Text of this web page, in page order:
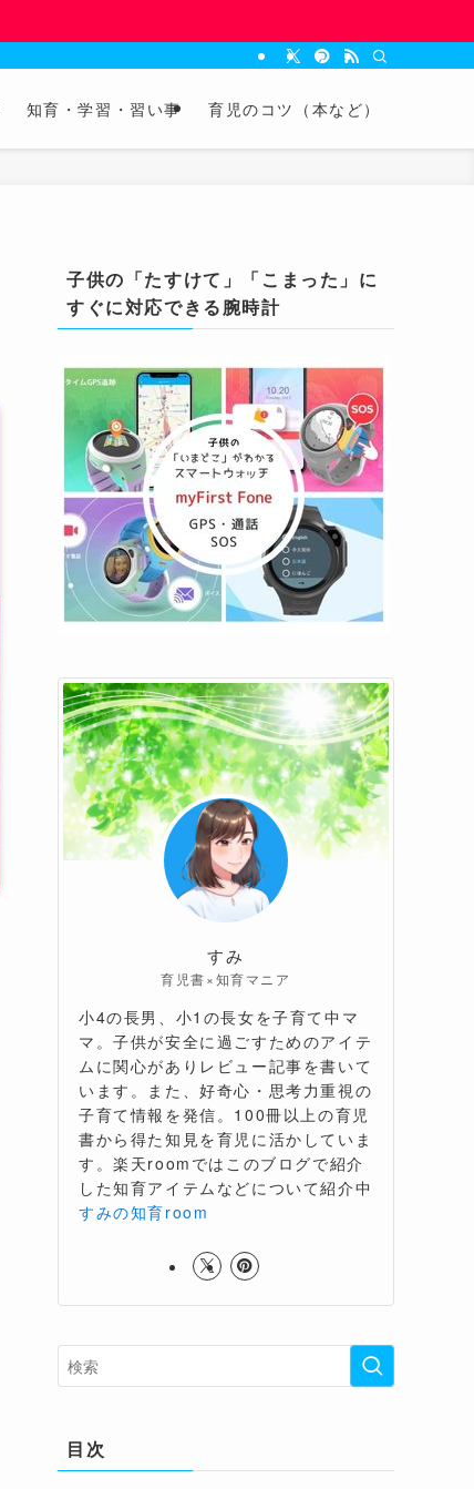
知育・学習・習い事 育児のコツ（本など）
子供の「たすけて」「こまった」に
すぐに対応できる腕時計
すみ
育児書×知育マニア
小4の長男、小1の長女を子育て中マ
マ。子供が安全に過ごすためのアイテ
ムに関心がありレビュー記事を書いて
います。また、好奇心・思考力重視の
子育て情報を発信。100冊以上の育児
書から得た知見を育児に活かしていま
す。楽天roomではこのブログで紹介
した知育アイテムなどについて紹介中
すみの知育room
目次